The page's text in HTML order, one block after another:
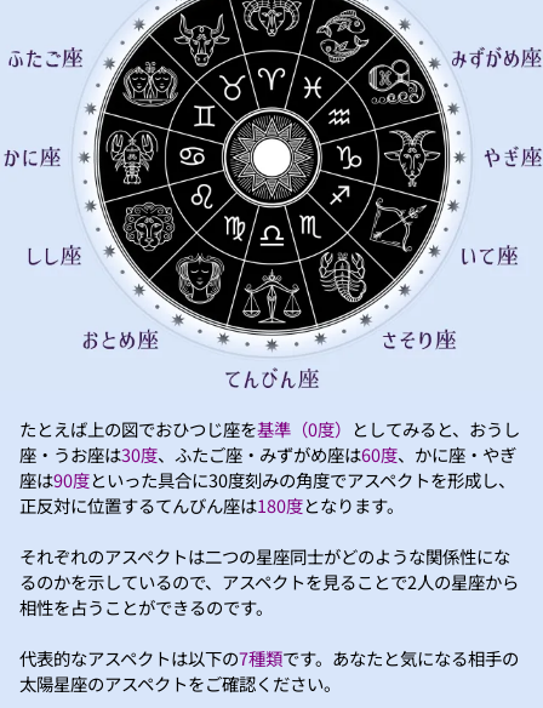
たとえば上の図でおひつじ座を基準（0度） としてみると、おうし
座・うお座は30度、ふたご座・みずがめ座は60度、かに座・やぎ
座は90度といった具合に30度刻みの角度でアスペクトを形成し、
正反対に位置するてんびん座は180度となります。
それぞれのアスペクトは二つの星座同士がどのような関係性にな
るのかを示しているので、アスペクトを見ることで2人の星座から
相性を占うことができるのです。
代表的なアスペクトは以下の7種類です。あなたと気になる相手の
太陽星座のアスペクトをご確認ください。